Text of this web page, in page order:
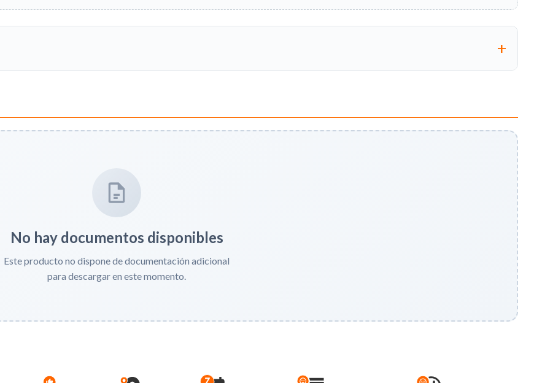
No hay documentos disponibles
Este producto no dispone de documentación adicional
para descargar en este momento.